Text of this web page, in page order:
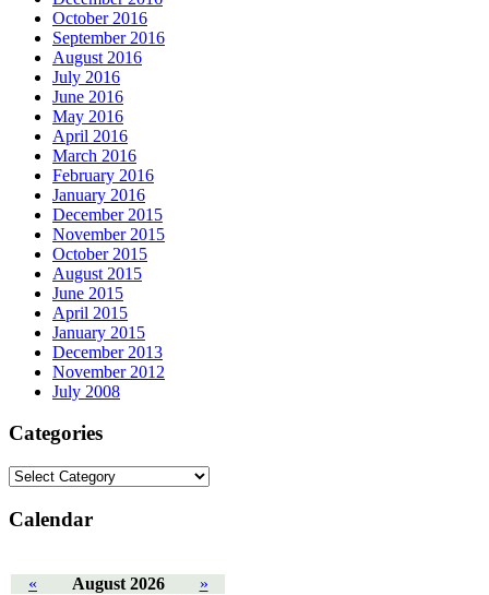
October 2016
September 2016
August 2016
July 2016
June 2016
May 2016
April 2016
March 2016
February 2016
January 2016
December 2015
November 2015
October 2015
August 2015
June 2015
April 2015
January 2015
December 2013
November 2012
July 2008
Categories
Calendar
« August 2026 »